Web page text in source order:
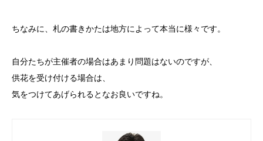
ちなみに、札の書きかたは地方によって本当に様々です。
自分たちが主催者の場合はあまり問題はないのですが、
供花を受け付ける場合は、
気をつけてあげられるとなお良いですね。